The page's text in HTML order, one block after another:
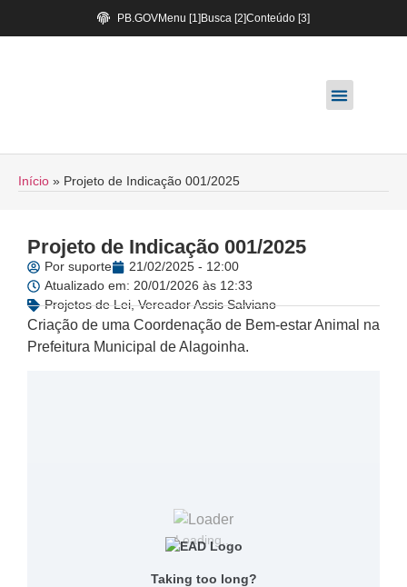
PB.GOVMenu [1] Busca [2]Conteúdo [3]
Início » Projeto de Indicação 001/2025
Projeto de Indicação 001/2025
Por suporte
21/02/2025 - 12:00
Atualizado em: 20/01/2026 às 12:33
Projetos de Lei,Vereador Assis Salviano
Criação de uma Coordenação de Bem-estar Animal na
Prefeitura Municipal de Alagoinha.
Loading...
Taking too long?